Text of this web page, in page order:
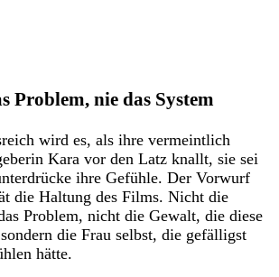
Problem, nie das System
wird es, als ihre vermeintlich
Kara vor den Latz knallt, sie sei
ihre Gefühle. Der Vorwurf
die Haltung des Films. Nicht die
Problem, nicht die Gewalt, die diese
die Frau selbst, die gefälligst
hätte.